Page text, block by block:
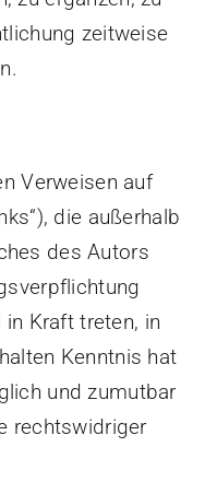
zeitweise
Verweisen auf
die außerhalb
des Autors
Kraft treten, in
Kenntnis hat
und zumutbar
rechtswidriger